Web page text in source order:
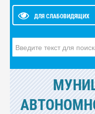
ДЛЯ СЛАБОВИДЯЩИХ